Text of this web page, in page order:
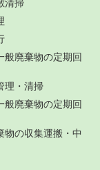
清掃
般廃棄物の定期回
理・清掃
般廃棄物の定期回
物の収集運搬・中